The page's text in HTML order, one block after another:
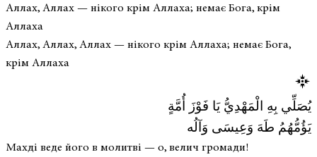
Аллах, Аллах — нікого крім Аллаха; немає Бога, крім
Аллаха
Аллах, Аллах, Аллах — нікого крім Аллаха; немає Бога,
крім Аллаха
يُصَلِّي بِهِ الْمَهْدِيُّ يَا فَوْزَ أُمَّةٍ
يَؤُمُّهُمُ طَهَ وَعِيسَى وَآلُه
Махді веде його в молитві — о, велич громади!